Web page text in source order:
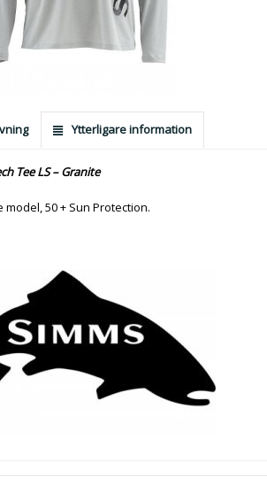
Ytterligare information
Tee LS – Granite
model, 50 + Sun Protection.